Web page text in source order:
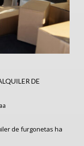
DE
de furgonetas ha